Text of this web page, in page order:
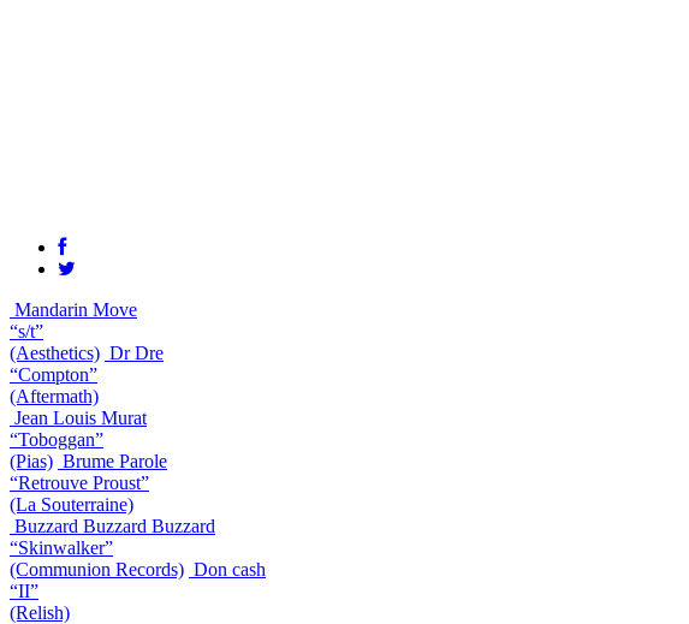
Mandarin Move
“s/t”
(Aesthetics) Dr Dre
“Compton”
(Aftermath)
Jean Louis Murat
“Toboggan”
(Pias) Brume Parole
“Retrouve Proust”
(La Souterraine)
Buzzard Buzzard Buzzard
“Skinwalker”
(Communion Records) Don cash
“II”
(Relish)